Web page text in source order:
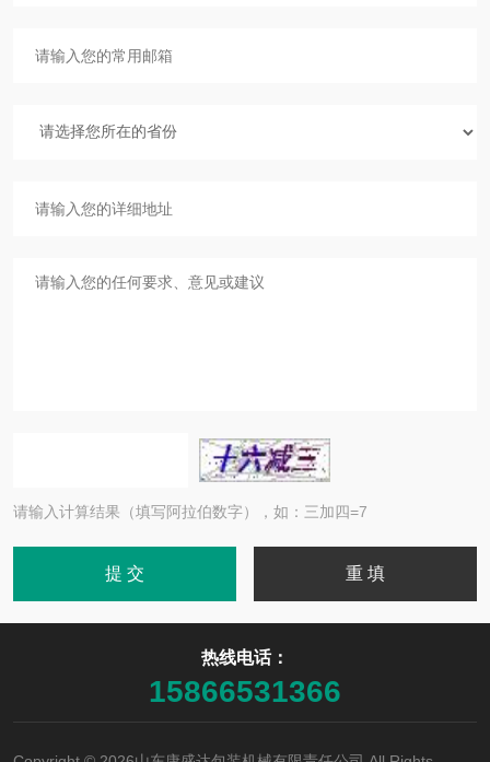
请输入计算结果（填写阿拉伯数字），如：三加四=7
热线电话：
15866531366